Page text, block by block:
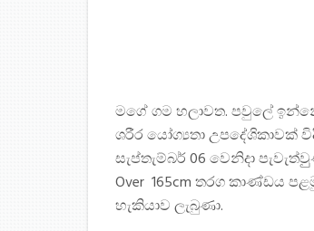
මගේ ගම හලාවත. පවුලේ
ශරීර යෝග්‍යතා උපදේශිකාවක්
සැප්තැම්බර් 06 වෙනිදා
Over 165cm තරග කාණ්ඩය
හැකියාව ලැබුණා.